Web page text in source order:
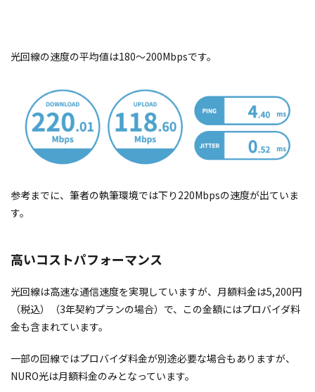
光回線の速度の平均値は180〜200Mbpsです。
参考までに、筆者の執筆環境では下り220Mbpsの速度が出ていま
す。
高いコストパフォーマンス
光回線は高速な通信速度を実現していますが、月額料金は5,200円
（税込）（3年契約プランの場合）で、この金額にはプロバイダ料
金も含まれています。
一部の回線ではプロバイダ料金が別途必要な場合もありますが、
NURO光は月額料金のみとなっています。